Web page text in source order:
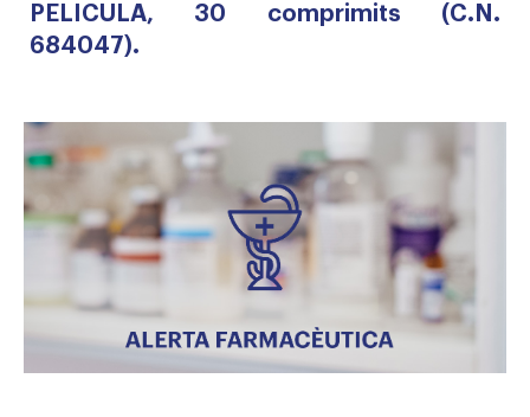
PELICULA, 30 comprimits (C.N.
684047).